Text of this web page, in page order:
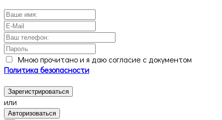
Мною прочитано и я даю согласие с документом
Политика безопасности
Зарегистрироваться
или
Авторизоваться